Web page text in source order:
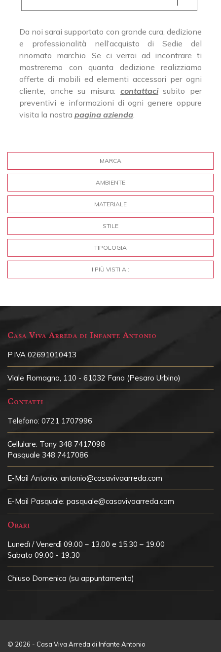
Da noi sarai supportato con grande cura, dedizione
e professionalità nell’acquisto di Sedie del
rinomato marchio. Se ci verrai ad incontrare ti
mostreremo con quanta dedizione realizziamo
offerte di mobili ed elementi accessori per ogni
cliente, anche su misura: contattacisubito per
preventivi e informazioni di ogni genere oppure
visita la nostra pagina azienda.
MARCA
AMBIENTE
MATERIALE
STILE
TIPOLOGIA
I PIÙ VISTI A :
Casa Viva Arreda di Infante Antonio
P.IVA 02691010413
Viale Romagna, 110 - 61032 Fano (Pesaro Urbino)
Contatti
Telefono: 0721 1707996
Cellulare: Tony 348 7417098
Pasquale 348 7417086
E-Mail Antonio: antonio@casavivaarreda.com
E-Mail Pasquale: pasquale@casavivaarreda.com
Orari
Lunedì / Venerdì 09.00 – 13.00 e 15.30 – 19.00
Sabato 09.00 - 19.30
Chiuso Domenica (su appuntamento)
© 2026 - Casa Viva Arreda di Infante Antonio